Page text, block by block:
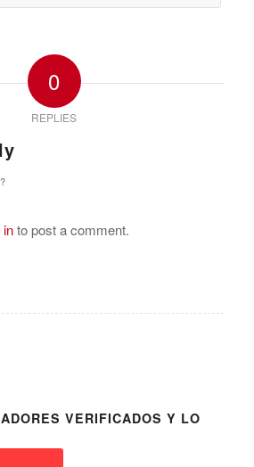
0
REPLIES
into post a comment.
VERIFICADOS Y LO